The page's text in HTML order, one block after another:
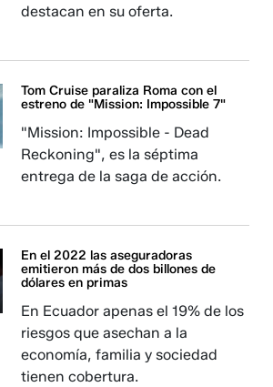
destacan en su oferta.
Tom Cruise paraliza Roma con el
estreno de "Mission: Impossible 7"
"Mission: Impossible - Dead
Reckoning", es la séptima
entrega de la saga de acción.
En el 2022 las aseguradoras
emitieron más de dos billones de
dólares en primas
En Ecuador apenas el 19% de los
riesgos que asechan a la
economía, familia y sociedad
tienen cobertura.